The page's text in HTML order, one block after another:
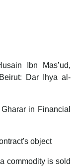
Ibn Mas’ud,
Dar Ihya al-
in Financial
object
commodity is sold